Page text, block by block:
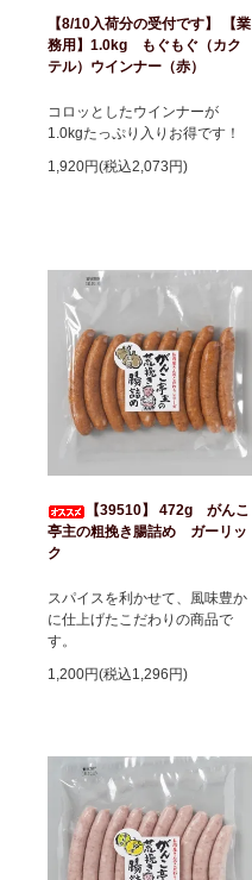
【8/10入荷分の受付です】 【業
務用】1.0kg もぐもぐ（カク
テル）ウインナー（赤）
コロッとしたウインナーが
1.0kgたっぷり入りお得です！
1,920円(税込2,073円)
【39510】 472g がんこ
亭主の粗挽き腸詰め ガーリッ
ク
スパイスを利かせて、風味豊か
に仕上げたこだわりの商品で
す。
1,200円(税込1,296円)